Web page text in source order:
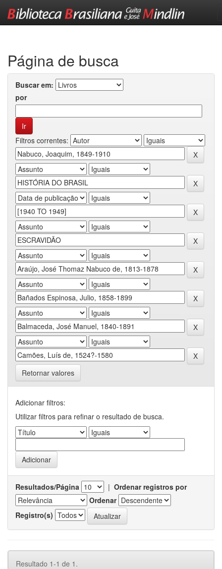
Página de busca
Buscar em:
por
Filtros correntes:
Retornar valores
Adicionar filtros:
Utilizar filtros para refinar o resultado de busca.
Resultados/Página | Ordenar registros por
Ordenar
Registro(s)
Resultado 1-1 de 1.